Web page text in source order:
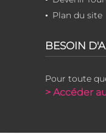
Plan du site
BESOIN
Pour toute
> Accéder